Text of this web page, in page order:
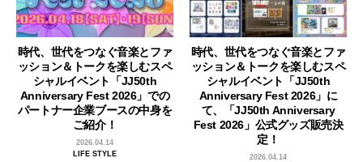
時代、世代をつなぐ音楽とファ
ッション＆トークを楽しむスペ
シャルイベント「JJ50th
Anniversary Fest 2026」での
パートナー企業ブースの中身を
ご紹介！
2026.04.14
LIFE STYLE
時代、世代をつなぐ音楽とファ
ッション＆トークを楽しむスペ
シャルイベント「JJ50th
Anniversary Fest 2026」に
て、「JJ50th Anniversary
Fest 2026」公式グッズ販売決
定！
2026.04.14